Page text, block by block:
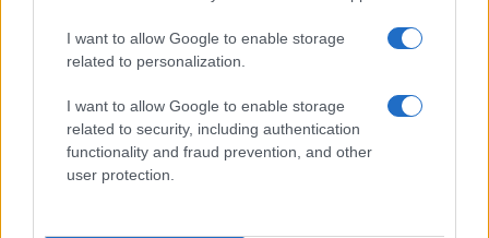
I want to allow Google to enable storage
related to personalization.
I want to allow Google to enable storage
related to security, including authentication
functionality and fraud prevention, and other
user protection.
LIFESTYLE